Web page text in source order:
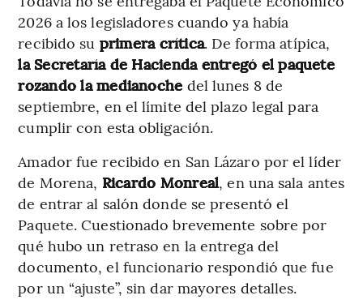
2026 a los legisladores cuando ya había
recibido su primera crítica. De forma atípica,
la Secretaría de Hacienda entregó el paquete
rozando la medianoche del lunes 8 de
septiembre, en el límite del plazo legal para
cumplir con esta obligación.
Amador fue recibido en San Lázaro por el líder
de Morena, Ricardo Monreal, en una sala antes
de entrar al salón donde se presentó el
Paquete. Cuestionado brevemente sobre por
qué hubo un retraso en la entrega del
documento, el funcionario respondió que fue
por un “ajuste”, sin dar mayores detalles.